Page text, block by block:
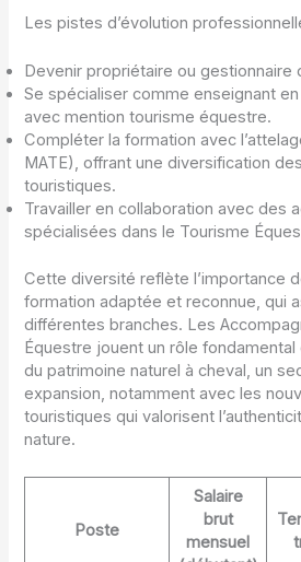
Les pistes d’évolution
Devenir propriétaire ou gestionnaire
Se spécialiser comme enseignant en
avec mention tourisme équestre.
Compléter la formation avec
MATE), offrant une diversification
touristiques.
Travailler en collaboration avec des
spécialisées dans le Tourisme
Cette diversité reflète l’importance
formation adaptée et reconnue, qui
différentes branches. Les
Équestre jouent un rôle
du patrimoine naturel à cheval, un
expansion, notamment avec les
touristiques qui valorisent
nature.
Poste
Salaire
brut
mensuel